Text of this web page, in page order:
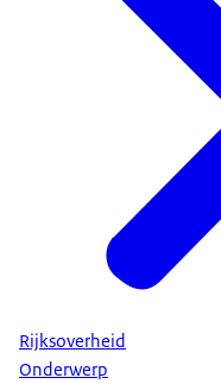
Rijksoverheid
Onderwerp